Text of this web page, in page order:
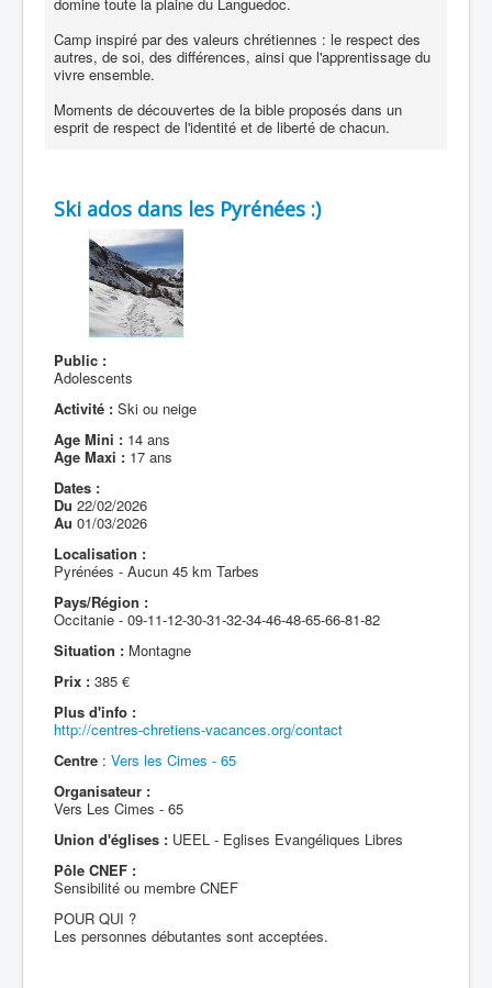
Camp inspiré par des valeurs chrétiennes : le respect des
autres, de soi, des différences, ainsi que l'apprentissage du
vivre ensemble.
Moments de découvertes de la bible proposés dans un
esprit de respect de l'identité et de liberté de chacun.
Ski ados dans les Pyrénées :)
Public :
Adolescents
Activité : Ski ou neige
Age Mini : 14 ans
Age Maxi : 17 ans
Dates :
Du 22/02/2026
Au 01/03/2026
Localisation :
Pyrénées - Aucun 45 km Tarbes
Pays/Région :
Occitanie - 09-11-12-30-31-32-34-46-48-65-66-81-82
Situation : Montagne
Prix : 385 €
Plus d'info :
http://centres-chretiens-vacances.org/contact
Centre : Vers les Cimes - 65
Organisateur :
Vers Les Cimes - 65
Union d'églises : UEEL - Eglises Evangéliques Libres
Pôle CNEF :
Sensibilité ou membre CNEF
POUR QUI ?
Les personnes débutantes sont acceptées.